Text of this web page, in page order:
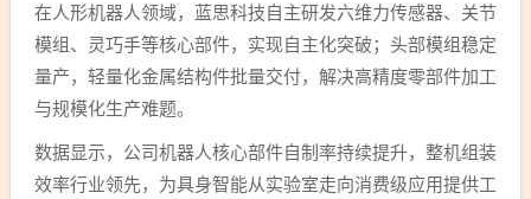
在人形机器人领域，蓝思科技自主研发六维力传感器、关节
模组、灵巧手等核心部件，实现自主化突破；头部模组稳定
量产，轻量化金属结构件批量交付，解决高精度零部件加工
与规模化生产难题。
数据显示，公司机器人核心部件自制率持续提升，整机组装
效率行业领先，为具身智能从实验室走向消费级应用提供工